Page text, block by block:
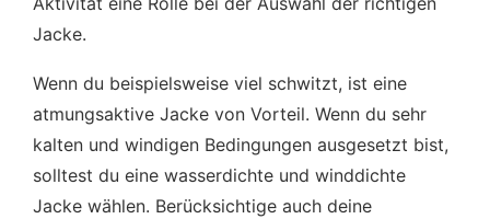
Jacke.
Wenn du beispielsweise viel schwitzt, ist eine
atmungsaktive Jacke von Vorteil. Wenn du sehr
kalten und windigen Bedingungen ausgesetzt bist,
solltest du eine wasserdichte und winddichte
Jacke wählen. Berücksichtige auch deine